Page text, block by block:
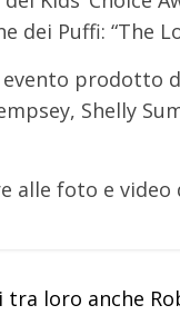
dei Puffi: “The
evento prodotto
Shelly
alle foto e video
tra loro anche